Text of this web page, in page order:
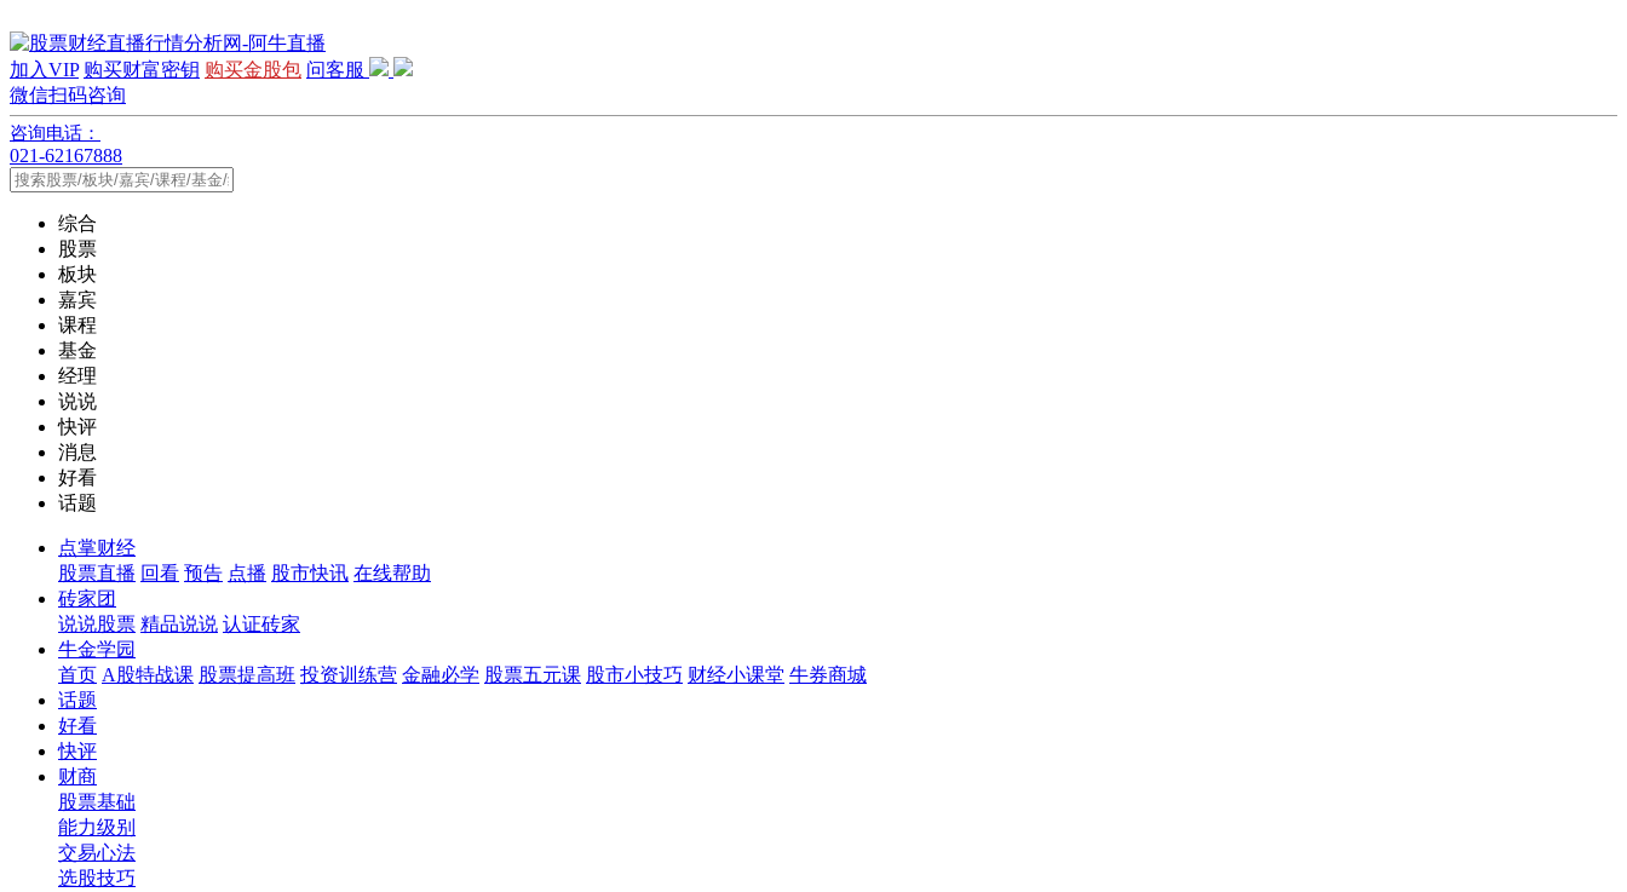
加入VIP 购买财富密钥 购买金股包 问客服
微信扫码咨询
咨询电话：
021-62167888
综合
股票
板块
嘉宾
课程
基金
经理
说说
快评
消息
好看
话题
点掌财经
股票直播 回看 预告 点播 股市快讯 在线帮助
砖家团
说说股票 精品说说 认证砖家
牛金学园
首页 A股特战课 股票提高班 投资训练营 金融必学 股票五元课 股市小技巧 财经小课堂 牛券商城
话题
好看
快评
财商
股票基础
能力级别
交易心法
选股技巧